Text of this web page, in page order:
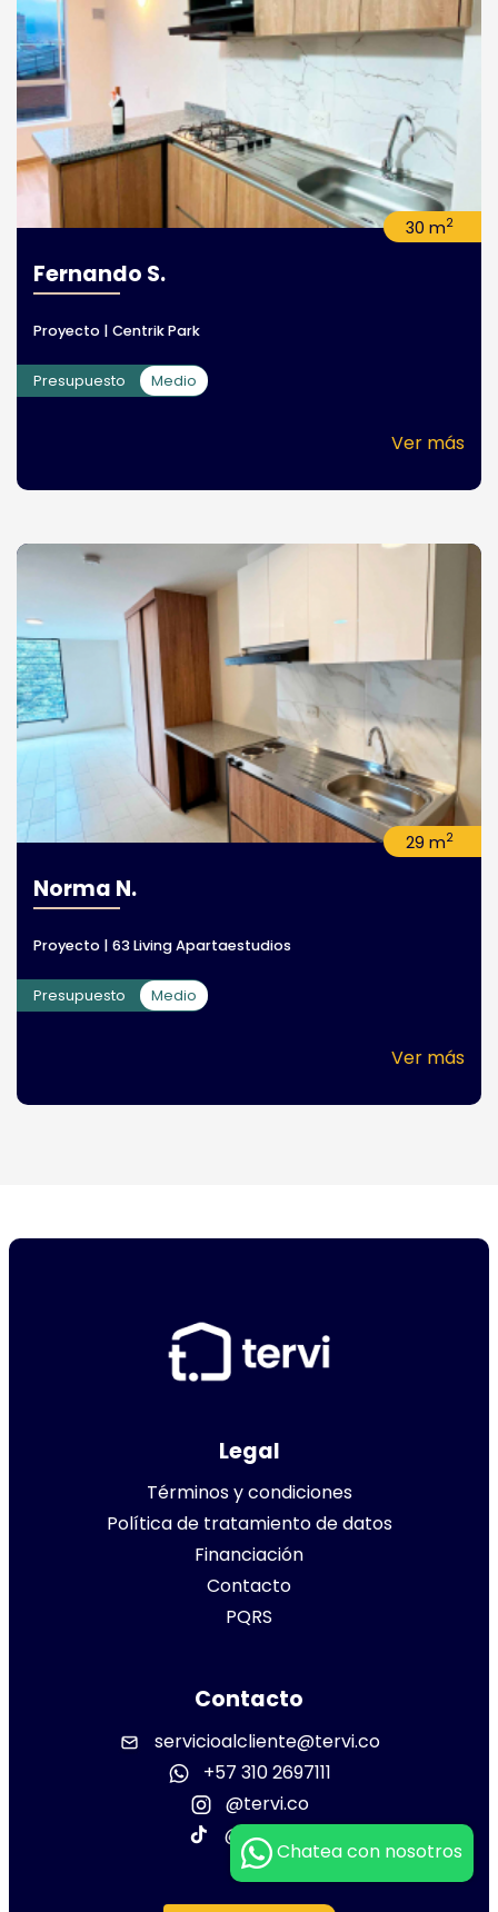
30 m2
Fernando S.
Proyecto | Centrik Park
Presupuesto Medio
Ver más
29 m2
Norma N.
Proyecto | 63 Living Apartaestudios
Presupuesto Medio
Ver más
Legal
Términos y condiciones
Política de tratamiento de datos
Financiación
Contacto
PQRS
Contacto
servicioalcliente@tervi.co
+57 310 2697111
@tervi.co
@tervi.co
Chatea con nosotros